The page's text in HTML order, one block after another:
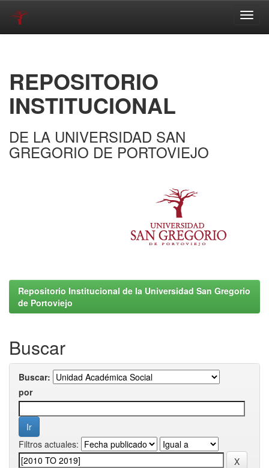
REPOSITORIO
INSTITUCIONAL
DE LA UNIVERSIDAD SAN
GREGORIO DE PORTOVIEJO
Repositorio Institucional de la Universidad San Gregorio
de Portoviejo
Buscar
Buscar:
por
Filtros actuales: